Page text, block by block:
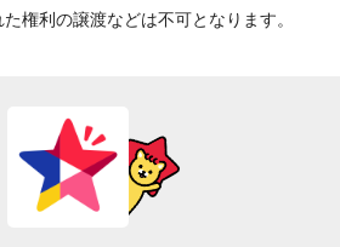
権利の譲渡などは不可となります。